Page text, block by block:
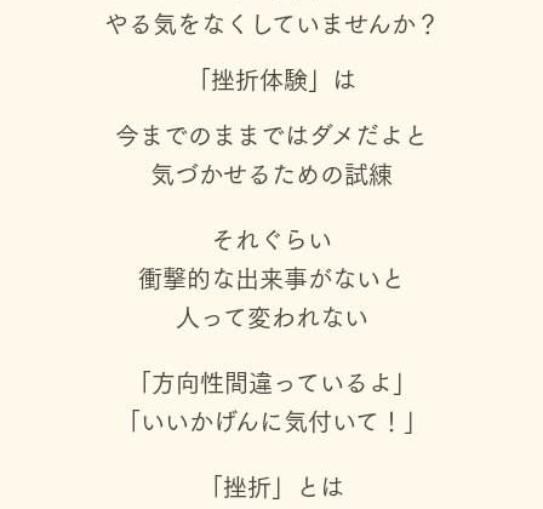
やる気をなくしていませんか？
「挫折体験」は
今までのままではダメだよと
気づかせるための試練
それぐらい
衝撃的な出来事がないと
人って変われない
「方向性間違っているよ」
「いいかげんに気付いて！」
「挫折」とは